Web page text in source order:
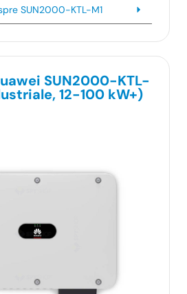
SUN2000-KTL-M1
SUN2000-KTL-
12-100 kW+)